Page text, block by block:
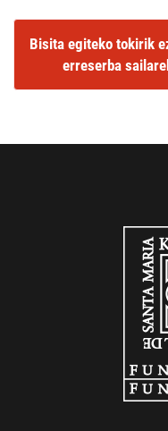
Bisita egiteko tokirik
erreserba